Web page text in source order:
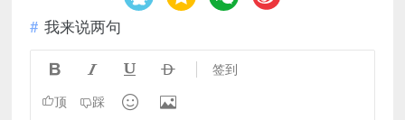
我来说两句
    签到
顶 踩  